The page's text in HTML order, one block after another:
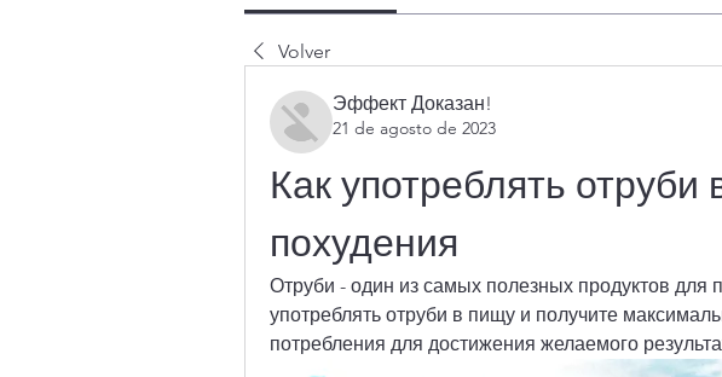
Volver
Эффект Доказан!
21 de agosto de 2023
Как употреблять отруби
похудения
Отруби - один из самых полезных продуктов для
употреблять отруби в пищу и получите
потребления для достижения желаемого